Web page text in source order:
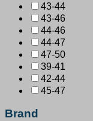
43-44
43-46
44-46
44-47
47-50
39-41
42-44
45-47
Brand